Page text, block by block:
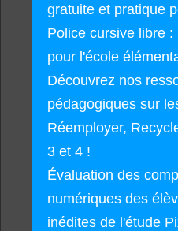
gratuite et pratique
Police cursive libre
pour l'école
Découvrez nos
pédagogiques sur
Réemployer,
3 et 4 !
Évaluation des
numériques des
inédites de l'étude